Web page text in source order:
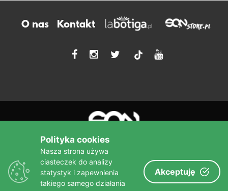
O nas Kontakt
tiktok
Więcej niż książka!
Wydawnictwo sine qua non
Polityka cookies
Nasza strona używa
ciasteczek do analizy
statystyk i zapewnienia
takiego samego działania
Akceptuję